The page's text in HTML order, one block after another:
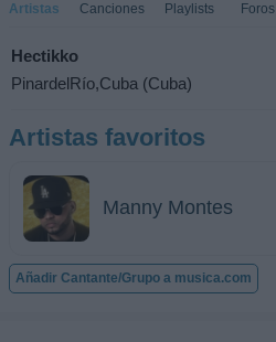
Artistas Canciones Playlists Foros
Hectikko
PinardelRío,Cuba (Cuba)
Artistas favoritos
Manny Montes
Añadir Cantante/Grupo a musica.com